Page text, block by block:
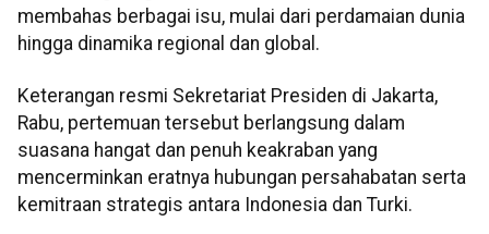
membahas berbagai isu, mulai dari perdamaian dunia
hingga dinamika regional dan global.
Keterangan resmi Sekretariat Presiden di Jakarta,
Rabu, pertemuan tersebut berlangsung dalam
suasana hangat dan penuh keakraban yang
mencerminkan eratnya hubungan persahabatan serta
kemitraan strategis antara Indonesia dan Turki.